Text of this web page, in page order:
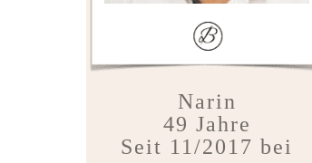
Narin
49 Jahre
Seit 11/2017 bei